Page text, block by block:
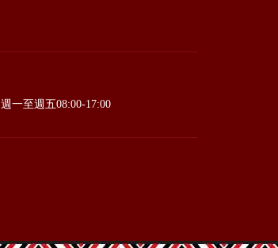
週一至週五08:00-17:00